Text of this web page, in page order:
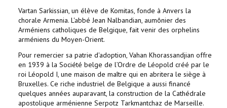
Vartan Sarkissian, un élève de Komitas, fonde à Anvers la
chorale Armenia. L'abbé Jean Nalbandian, aumônier des
Arméniens catholiques de Belgique, fait venir des orphelins
arméniens du Moyen-Orient.
Pour remercier sa patrie d'adoption, Vahan Khorassandjian offre
en 1939 à la Société belge de l’Ordre de Léopold créé par le
roi Léopold I, une maison de maître qui en abritera le siège à
Bruxelles. Ce riche industriel de Belgique a aussi financé
quelques années auparavant, la construction de la Cathédrale
apostolique arménienne Serpotz Tarkmantchaz de Marseille.